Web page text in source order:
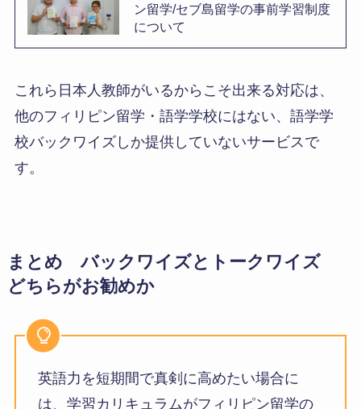
ン留学/セブ島留学の事前学習制度
について
これら日本人教師がいるからこそ出来る対応は、
他のフィリピン留学・語学学校にはない、語学学
校バックワイズしか提供していないサービスで
す。
まとめ バックワイズとトークワイズ
どちらがお勧めか
英語力を短期間で真剣に高めたい場合に
は、学習カリキュラムがフィリピン留学の